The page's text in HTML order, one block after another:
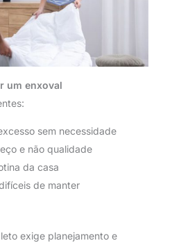
um enxoval
sem necessidade
e não qualidade
da casa
de manter
exige planejamento e